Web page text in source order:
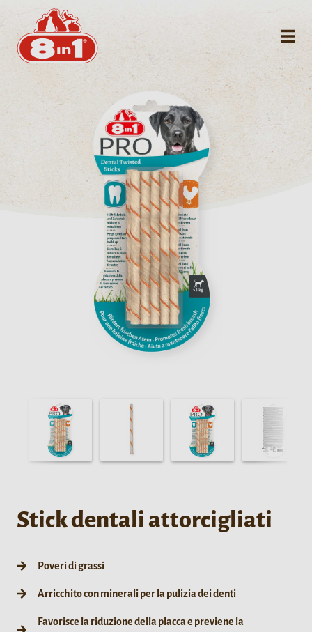
Stick dentali attorcigliati
Poveri di grassi
Arricchito con minerali per la pulizia dei denti
Favorisce la riduzione della placca e previene la